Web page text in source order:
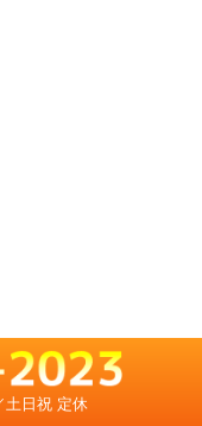
土日祝 定休